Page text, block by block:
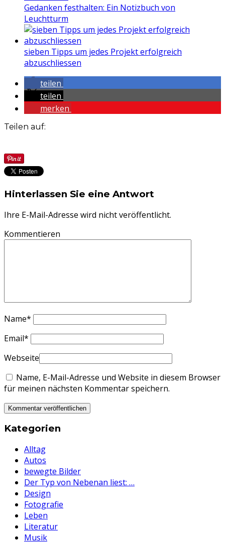
Gedanken festhalten: Ein Notizbuch von
Leuchtturm
sieben Tipps um jedes Projekt erfolgreich
abzuschliessen
teilen
teilen
merken
Teilen auf:
Hinterlassen Sie eine Antwort
Ihre E-Mail-Adresse wird nicht veröffentlicht.
Kommentieren
Name*
Email*
Webseite
Name, E-Mail-Adresse und Website in diesem Browser
für meinen nächsten Kommentar speichern.
Kategorien
Alltag
Autos
bewegte Bilder
Der Typ von Nebenan liest: …
Design
Fotografie
Leben
Literatur
Musik